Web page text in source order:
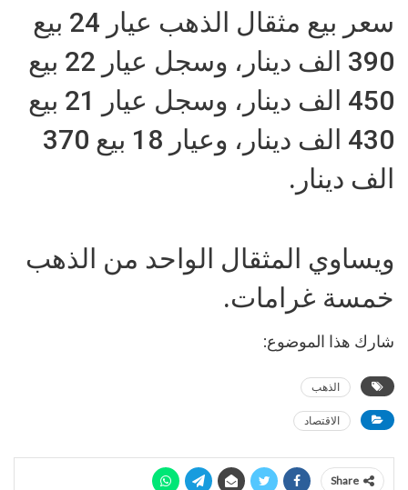
سعر بيع مثقال الذهب عيار 24 بيع
390 الف دينار، وسجل عيار 22 بيع
450 الف دينار، وسجل عيار 21 بيع
430 الف دينار، وعيار 18 بيع 370
الف دينار.
ويساوي المثقال الواحد من الذهب
خمسة غرامات.
شارك هذا الموضوع:
الذهب
الاقتصاد
Share